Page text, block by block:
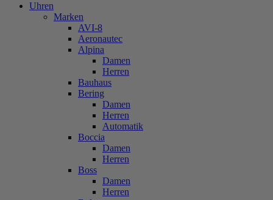
Uhren
Marken
AVI-8
Aeronautec
Alpina
Damen
Herren
Bauhaus
Bering
Damen
Herren
Automatik
Boccia
Damen
Herren
Boss
Damen
Herren